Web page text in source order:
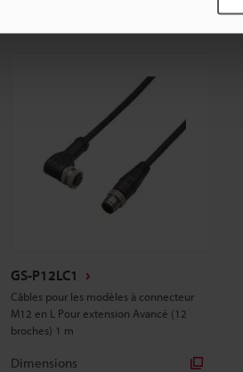
GS-P12LC1
Câbles pour les modèles à connecteur
M12 en L Pour extension Avancé (12
broches) 1 m
Dimensions